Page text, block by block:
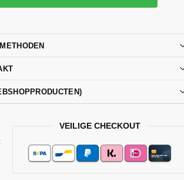
VEILIGE CHECKOUT